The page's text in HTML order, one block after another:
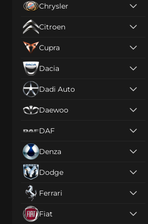
Chrysler
Citroen
Cupra
Dacia
Dadi Auto
Daewoo
DAF
Denza
Dodge
Ferrari
Fiat